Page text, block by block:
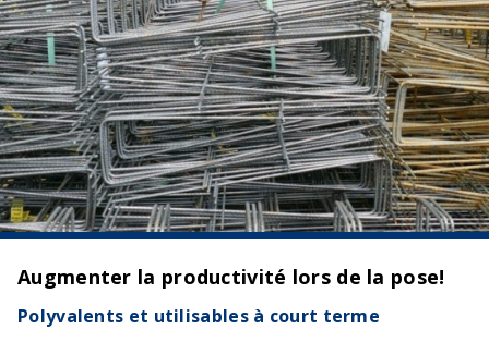
Augmenter la productivité lors de la pose!
Polyvalents et utilisables à court terme